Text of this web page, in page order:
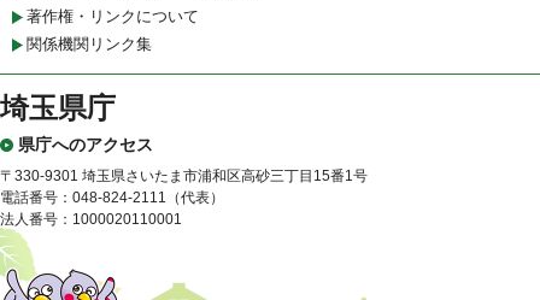
著作権・リンクについて
関係機関リンク集
埼玉県庁
県庁へのアクセス
〒330-9301 埼玉県さいたま市浦和区高砂三丁目15番1号
電話番号：048-824-2111（代表）
法人番号：1000020110001